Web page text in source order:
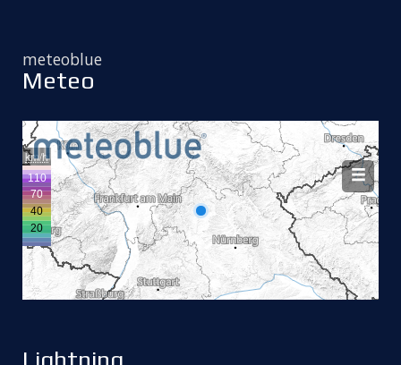
meteoblue
Meteo
Lightning